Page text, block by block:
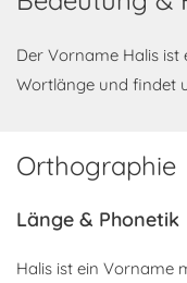
Der Vorname Halis
Wortlänge und findet
Orthographie
Länge & Phonetik
Halis ist ein Vorname